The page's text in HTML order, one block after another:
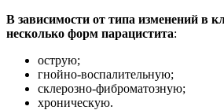
В зависимости от типа изменений в
несколько форм парацистита:
острую;
гнойно-воспалительную;
склерозно-фиброматозную;
хроническую.